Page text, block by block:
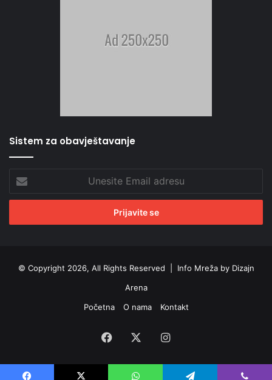
Sistem za obavještavanje
Email
adresu
© Copyright 2026, All Rights Reserved | Info Mreža by Dizajn
Arena
Početna
O nama Kontakt
Facebook Instagram